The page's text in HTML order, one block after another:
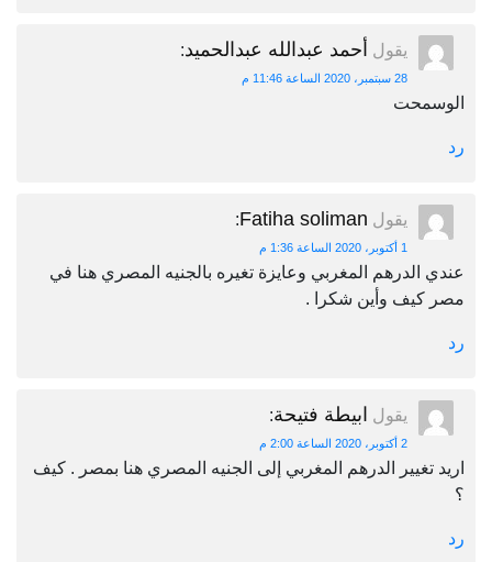
يقول أحمد عبدالله عبدالحميد:
28 سبتمبر، 2020 الساعة 11:46 م
الوسمحت
رد
يقول Fatiha soliman
:
1 أكتوبر، 2020 الساعة 1:36 م
عندي الدرهم المغربي وعايزة تغيره بالجنيه المصري هنا في
مصر كيف وأين شكرا .
رد
يقول ابيطة فتيحة:
2 أكتوبر، 2020 الساعة 2:00 م
اريد تغيير الدرهم المغربي إلى الجنيه المصري هنا بمصر . كيف
؟
رد